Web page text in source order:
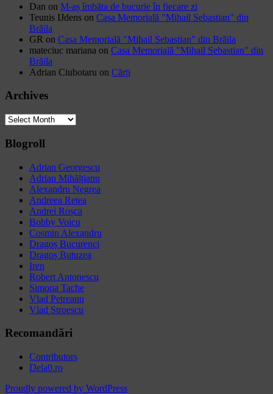
Dan on M-aș îmbăta de bucurie în fiecare zi
Teunis IJdens on Casa Memorială "Mihail Sebastian" din
Brăila
GR on Casa Memorială "Mihail Sebastian" din Brăila
mateciuc mariana on Casa Memorială "Mihail Sebastian" din
Brăila
Adrian Ciubotaru on Cărți
Archives
Archives
Blogroll
Adrian Georgescu
Adrian Mihălțianu
Alexandru Negrea
Andreea Retea
Andrei Roșca
Bobby Voicu
Cosmin Alexandru
Dragoș Bucurenci
Dragoș Butuzea
Iren
Robert Antonescu
Simona Tache
Vlad Petreanu
Vlad Stroescu
Recomandări
Contributors
Dela0.ro
Proudly powered by WordPress